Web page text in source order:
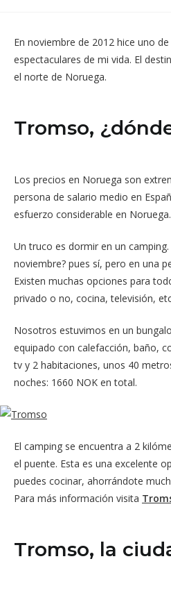
En noviembre de 2012 hice uno
espectaculares de mi vida. El
el norte de Noruega.
Tromso,
Los precios en Noruega son
persona de salario medio en
esfuerzo considerable en Noruega.
Un truco es dormir en un
noviembre? pues sí, pero en una
Existen muchas opciones para
privado o no, cocina, televisión,
Nosotros estuvimos en un
equipado con calefacción, baño,
tv y 2 habitaciones, unos 40
noches: 1660 NOK en total.
El camping se encuentra a 2
el puente. Esta es una excelente
puedes cocinar, ahorrándote
Para más información visita
Tromso, la